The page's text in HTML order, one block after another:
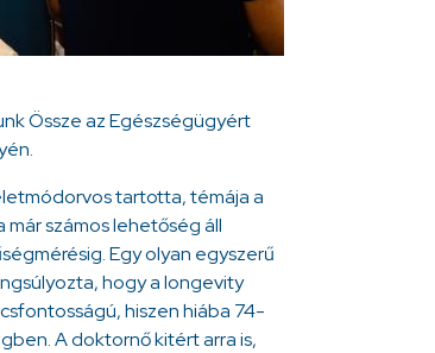
Össze az Egészségügyért
tartotta, témája a
már számos lehetőség áll
Egy olyan egyszerű
hogy a longevity
hiszen hiába 74-
A doktornő kitért arra is,